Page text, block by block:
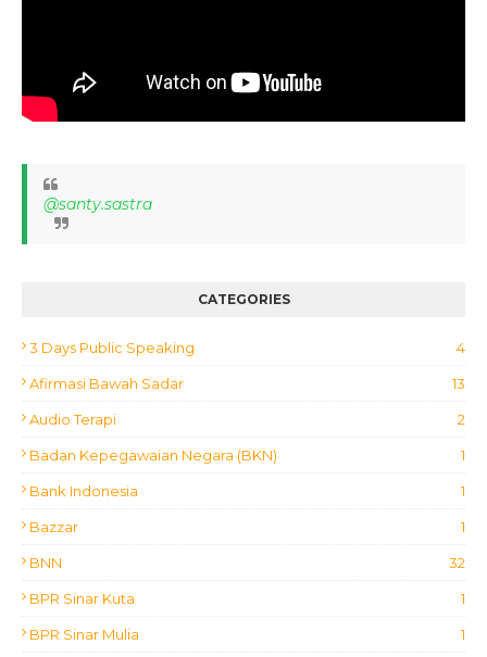
@santy.sastra
CATEGORIES
3 Days Public Speaking 4
Afirmasi Bawah Sadar 13
Audio Terapi 2
Badan Kepegawaian Negara (BKN) 1
Bank Indonesia 1
Bazzar 1
BNN 32
BPR Sinar Kuta 1
BPR Sinar Mulia 1